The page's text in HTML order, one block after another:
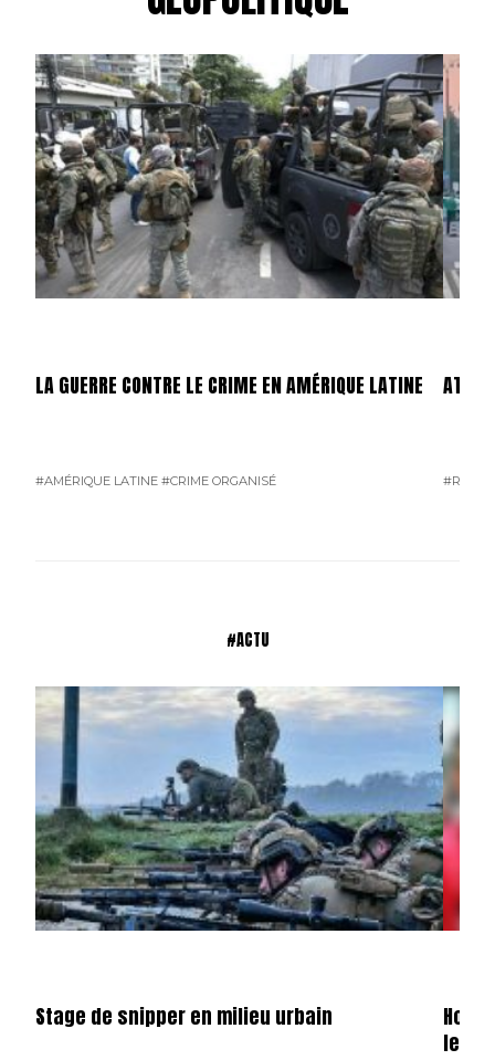
LA GUERRE CONTRE LE CRIME EN AMÉRIQUE LATINE
#AMÉRIQUE LATINE #CRIME ORGANISÉ
#ACTU
Stage de snipper en milieu urbain
le